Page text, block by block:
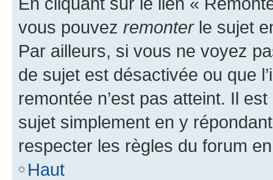
vous pouvez remonterle sujet
Par ailleurs, si vous ne voyez
de sujet est désactivée ou que
remontée n’est pas atteint. Il
sujet simplement en y
respecter les règles du forum
Haut